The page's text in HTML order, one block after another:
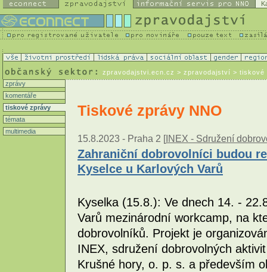
zpravodajstvi.ecn.cz > zpravodajství > tiskové
zprávy
komentáře
tiskové zprávy
témata
multimedia
Tiskové zprávy NNO
15.8.2023 - Praha 2 [INEX - Sdružení
Zahraniční dobrovolníci budou
Kyselce u Karlových Varů
Kyselka (15.8.): Ve dnech 14. -
Varů mezinárodní workcamp, na
dobrovolníků. Projekt je
INEX, sdružení dobrovolných
Krušné hory, o. p. s. a především